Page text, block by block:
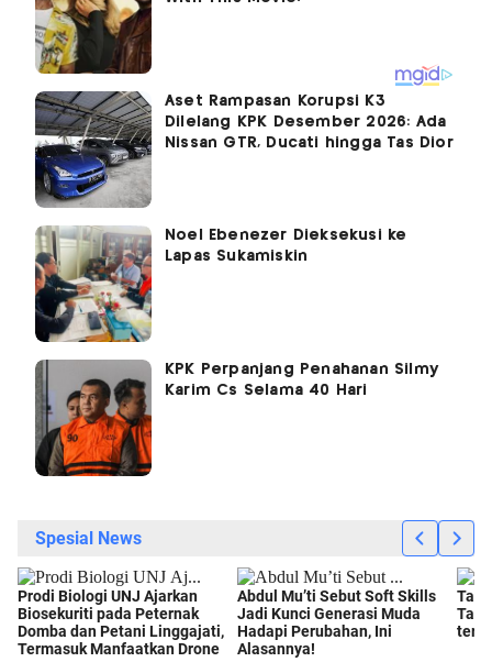
Aset Rampasan Korupsi K3
Dilelang KPK Desember 2026: Ada
Nissan GTR, Ducati hingga Tas Dior
Noel Ebenezer Dieksekusi ke
Lapas Sukamiskin
KPK Perpanjang Penahanan Silmy
Karim Cs Selama 40 Hari